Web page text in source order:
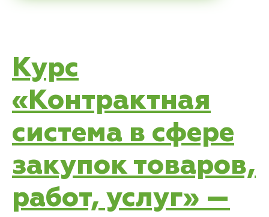
Курс
«Контрактная
система в сфере
закупок товаров,
работ, услуг» —